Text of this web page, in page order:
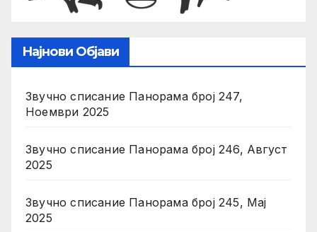
Најнови Објави
Звучно списание Панорама број 247,
Ноември 2025
Звучно списание Панорама број 246, Август
2025
Звучно списание Панорама број 245, Мај
2025